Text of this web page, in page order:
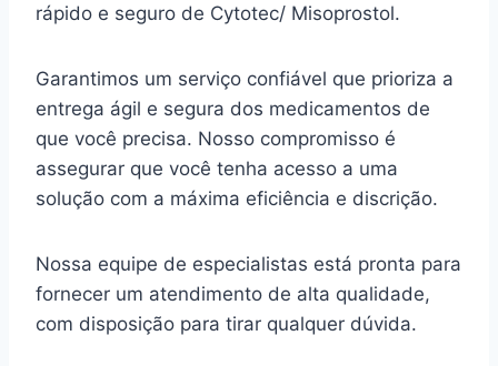
rápido e seguro de Cytotec/ Misoprostol.
Garantimos um serviço confiável que prioriza a
entrega ágil e segura dos medicamentos de
que você precisa. Nosso compromisso é
assegurar que você tenha acesso a uma
solução com a máxima eficiência e discrição.
Nossa equipe de especialistas está pronta para
fornecer um atendimento de alta qualidade,
com disposição para tirar qualquer dúvida.